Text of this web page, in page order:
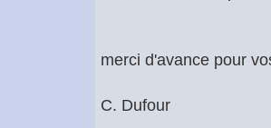
merci d'avance pour
C. Dufour